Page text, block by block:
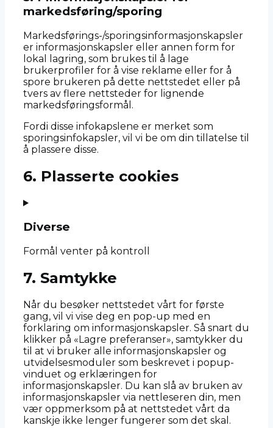
markedsføring/sporing
Markedsførings-/sporingsinformasjonskapsler
er informasjonskapsler eller annen form for
lokal lagring, som brukes til å lage
brukerprofiler for å vise reklame eller for å
spore brukeren på dette nettstedet eller på
tvers av flere nettsteder for lignende
markedsføringsformål.
Fordi disse infokapslene er merket som
sporingsinfokapsler, vil vi be om din tillatelse til
å plassere disse.
6. Plasserte cookies
Diverse
Formål venter på kontroll
Consent
to
diverse
7. Samtykke
Når du besøker nettstedet vårt for første
gang, vil vi vise deg en pop-up med en
forklaring om informasjonskapsler. Så snart du
klikker på «Lagre preferanser», samtykker du
til at vi bruker alle informasjonskapsler og
utvidelsesmoduler som beskrevet i popup-
vinduet og erklæringen for
informasjonskapsler. Du kan slå av bruken av
informasjonskapsler via nettleseren din, men
vær oppmerksom på at nettstedet vårt da
kanskje ikke lenger fungerer som det skal.